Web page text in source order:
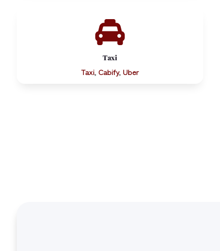

Taxi
Taxi, Cabify, Uber